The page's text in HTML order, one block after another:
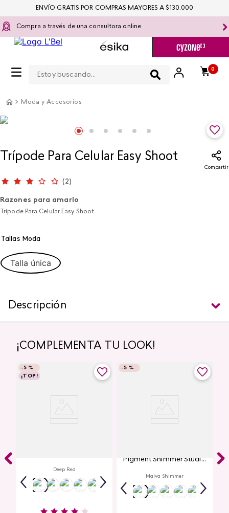
Compra a través de una consultora online
0
ENVÍO GRATIS POR COMPRAS MAYORES A $130.000
Moda y Accesorios
Trípode Para Celular Easy Shoot
Compartir
(2)
Razones para amarlo
Trípode Para Celular Easy Shoot
Tallas Moda
Talla única
Descripción
¡COMPLEMENTA TU LOOK!
-5 %
¡TOP!
Deep Red
-5 %
Pigment Shimmer Studio
Malva Shimmer